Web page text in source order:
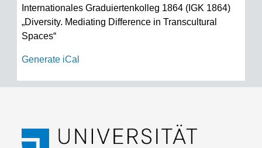
Internationales Graduiertenkolleg 1864 (IGK 1864)
„Diversity. Mediating Difference in Transcultural
Spaces“
Generate iCal